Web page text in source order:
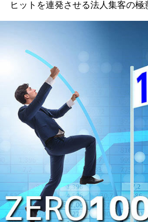
ヒットを連発させる法人集客の極